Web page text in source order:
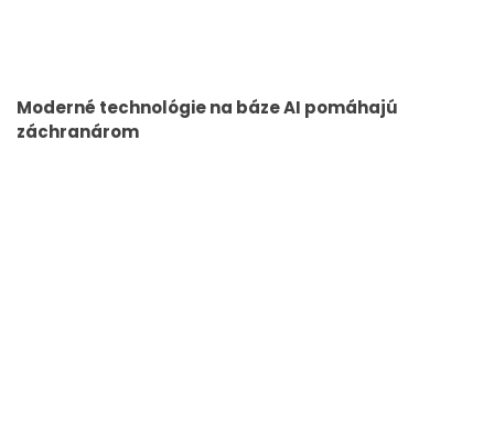
Moderné technológie na báze AI pomáhajú
záchranárom